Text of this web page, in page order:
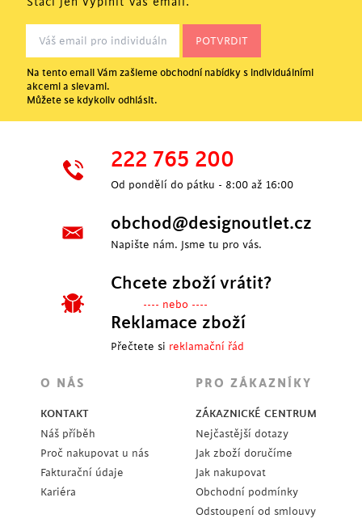
Na tento email Vám zašleme obchodní nabídky s individuálními
akcemi a slevami.
Můžete se kdykoliv odhlásit.
222 765 200
Od pondělí do pátku - 8:00 až 16:00
obchod@designoutlet.cz
Napište nám. Jsme tu pro vás.
Chcete zboží vrátit?
---- nebo ----
Reklamace zboží
Přečtete si reklamační řád
O NÁS
KONTAKT
Náš příběh
Proč nakupovat u nás
Fakturační údaje
Kariéra
PRO ZÁKAZNÍKY
ZÁKAZNICKÉ CENTRUM
Nejčastější dotazy
Jak zboží doručíme
Jak nakupovat
Obchodní podmínky
Odstoupení od smlouvy